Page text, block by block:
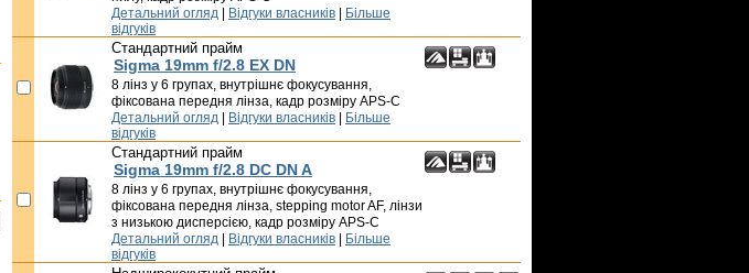
Детальний огляд Відгуки власників
Більше
відгуків
Стандартний прайм
Sigma 19mm f/2.8 EX DN
8 лінз у 6 групах, внутрішнє фокусування,
фіксована передня лінза, кадр розміру APS-C
Детальний огляд Відгуки власників
Більше
відгуків
Стандартний прайм
Sigma 19mm f/2.8 DC DN A
8 лінз у 6 групах, внутрішнє фокусування,
фіксована передня лінза, stepping motor AF, лінзи
з низькою дисперсією, кадр розміру APS-C
Детальний огляд Відгуки власників
Більше
відгуків